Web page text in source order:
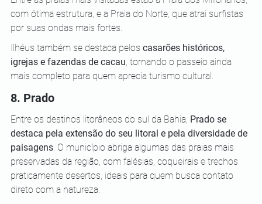
com ótima estrutura, e a Praia do Norte, que atrai surfistas
por suas ondas mais fortes.
Ilhéus também se destaca pelos casarões históricos,
igrejas e fazendas de cacau, tornando o passeio ainda
mais completo para quem aprecia turismo cultural.
8. Prado
Entre os destinos litorâneos do sul da Bahia, Prado se
destaca pela extensão do seu litoral e pela diversidade de
paisagens. O município abriga algumas das praias mais
preservadas da região, com falésias, coqueirais e trechos
praticamente desertos, ideais para quem busca contato
direto com a natureza.